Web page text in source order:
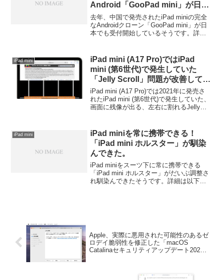
Android「GooPad mini」が日本
でも予約受付中
去年、中国で発売されたiPad miniの完全
なAndroidクローン「GooPad mini」が日
本でも受付開始しているそうです。詳細
iPad mini
iPad mini (A17 Pro)ではiPad
mini (第6世代)で発生していた
「Jelly Scroll」問題が改善してい
るもよう。
iPad mini (A17 Pro)では2021年に発売さ
れたiPad mini (第6世代)で発生していた、
画面に残像が出る、左右に割れるJelly
iPad mini
iPad miniを常に携帯できる！
「iPad mini ホルスター」が馴染
んできた。
iPad miniをスーツ下に常に携帯できる
「iPad mini ホルスター」がだいぶ調整さ
れ馴染んできたそうです。詳細は以下か
Apple、実際に悪用された可能性のあるゼ
ロデイ脆弱性を修正した「macOS
Catalinaセキュリティアップデート2021-